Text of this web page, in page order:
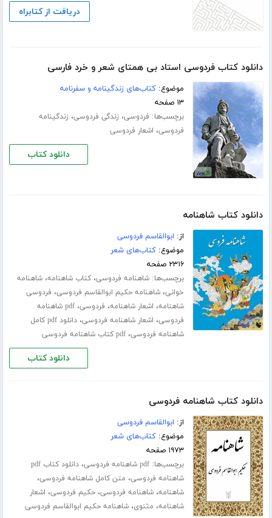
دریافت از کتابراه
دانلود کتاب فردوسی استاد بی همتای شعر و خرد فارسی
موضوع:کتاب‌های زندگینامه و سفرنامه
۱۳ صفحه
برچسب‌ها: فردوسی، زندگی فردوسی، زندگینامه
فردوسی، اشعار فردوسی
دانلود کتاب
دانلود کتاب شاهنامه
از: ابوالقاسم فردوسی
موضوع:کتاب‌های شعر
۲۳۱۶ صفحه
برچسب‌ها:شاهنامه فردوسی،کتاب شاهنامه،شاهنامه
خوانی،شاهنامه حکیم ابوالقاسم فردوسی، فردوسی
شاهنامه، اشعار شاهنامه، فردوسی،
pdf شاهنامه
فردوسی، اشعار شاهنامه فردوسی،
دانلود pdf کامل
شاهنامه فردوسی،pdf کتاب شاهنامه فردوسی
دانلود کتاب
دانلود کتاب شاهنامه فردوسی
از: ابوالقاسم فردوسی
موضوع:کتاب‌های شعر
۱۹۷۳ صفحه
برچسب‌ها:pdf شاهنامه فردوسی ،
دانلود کتاب pdf
شاهنامه فردوسی، متن کامل شاهنامه فردوسی،
شاهنامه،شاهنامه فردوسی،حکیم فردوسی، اشعار
شاهنامه، مثنوی،شاهنامه حکیم ابوالقاسم فردوسی